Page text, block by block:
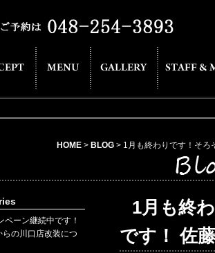
HOME > BLOG > 1月も終わりです！そろ
1月も終
です！ 佐
ペーン継続中です！
の川口店改装につ